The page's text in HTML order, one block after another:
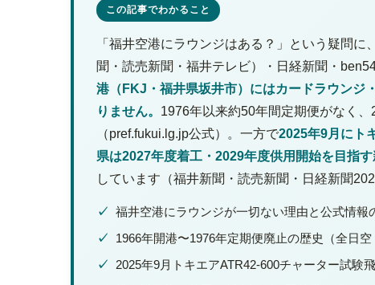
この記事でわかること
「福井空港にラウンジはある？」という疑問
聞・読売新聞・福井テレビ）・日経新聞・
港（FKJ・福井県坂井市）にはカードラウン
りません。 1976年以来約50年間定期便がなく
（pref.fukui.lg.jp公式）。一方で2025年9月にト
県は2027年度着工・2029年度供用開始を目指
しています（福井新聞・読売新聞・日経新聞
✓ 福井空港にラウンジが一切ない理由と公式情報
✓
1966年開港〜1976年定期便廃止の歴史（全日
✓
2025年9月トキエアATR42-600チャーター試験